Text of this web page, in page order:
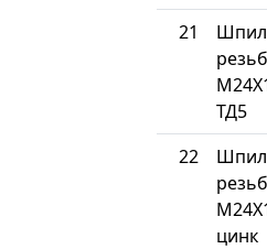
21
ТД5
22
цинк